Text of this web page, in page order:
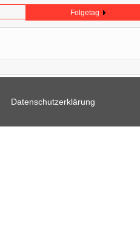
Folgetag
Datenschutzerklärung